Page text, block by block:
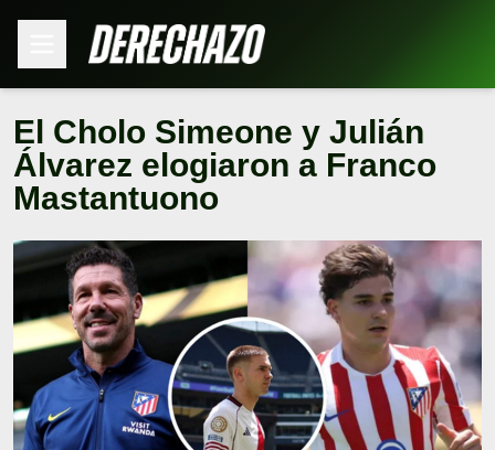
El Cholo Simeone y Julián
Álvarez elogiaron a Franco
Mastantuono